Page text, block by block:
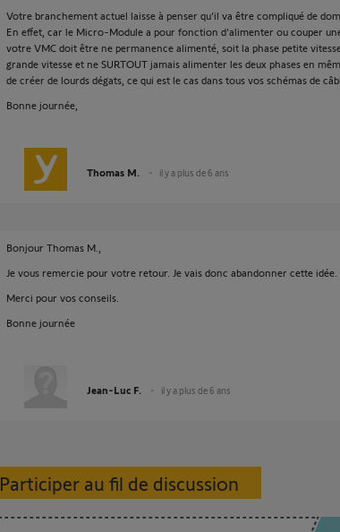
Votre branchement actuel laisse à penser qu'il va être compliqué de
En effet, car le Micro-Module a pour fonction d'alimenter ou couper
votre VMC doit être ne permanence alimenté, soit la phase petite
grande vitesse et ne SURTOUT jamais alimenter les deux phases en
de créer de lourds dégats, ce qui est le cas dans tous vos schémas de
Bonne journée,
Thomas M. il y a plus de 6 ans
Bonjour Thomas M.,
Je vous remercie pour votre retour. Je vais donc abandonner cette idée.
Merci pour vos conseils.
Bonne journée
Jean-Luc F. il y a plus de 6 ans
Participer au fil de discussion